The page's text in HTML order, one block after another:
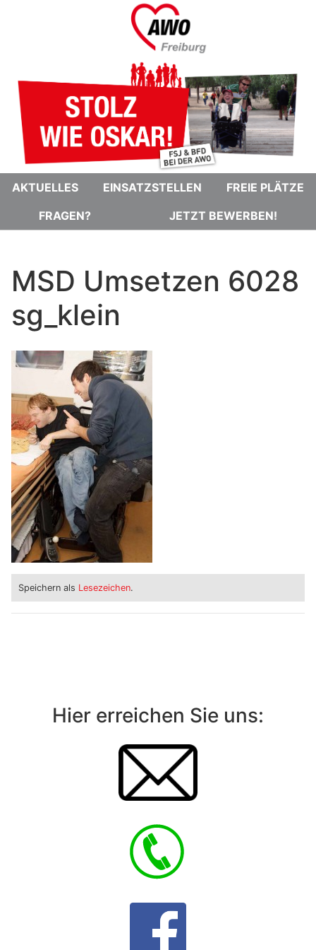
AKTUELLES EINSATZSTELLEN
FREIE PLÄTZE
FRAGEN?
JETZT BEWERBEN!
MSD Umsetzen 6028
sg_klein
Speichern als Lesezeichen.
Hier erreichen Sie uns: